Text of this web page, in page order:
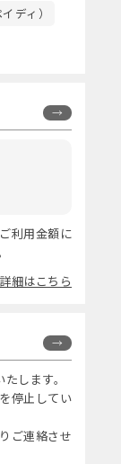
ディ）
利用金額に
詳細はこちら
します。
停止してい
ご連絡させ